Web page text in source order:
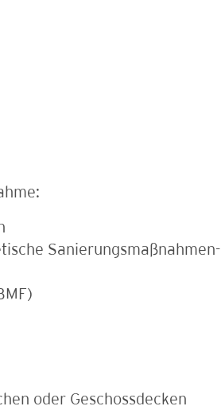
Sanierungsmaßnahmen-
oder Geschossdecken